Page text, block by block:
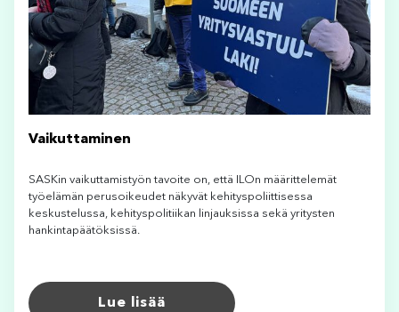
Vaikuttaminen
SASKin vaikuttamistyön tavoite on, että ILOn määrittelemät
työelämän perusoikeudet näkyvät kehityspoliittisessa
keskustelussa, kehityspolitiikan linjauksissa sekä yritysten
hankintapäätöksissä.
Lue lisää